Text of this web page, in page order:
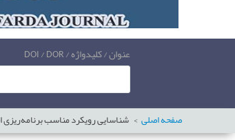
عنوان / کلیدواژه / DOI / DOR
صفحه اصلی شناسایی رویکرد مناسب